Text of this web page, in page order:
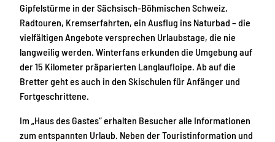
Gipfelstürme in der Sächsisch-Böhmischen Schweiz,
Radtouren, Kremserfahrten, ein Ausflug ins Naturbad – die
vielfältigen Angebote versprechen Urlaubstage, die nie
langweilig werden. Winterfans erkunden die Umgebung auf
der 15 Kilometer präparierten Langlaufloipe. Ab auf die
Bretter geht es auch in den Skischulen für Anfänger und
Fortgeschrittene.
Im „Haus des Gastes“ erhalten Besucher alle Informationen
zum entspannten Urlaub. Neben der Touristinformation und